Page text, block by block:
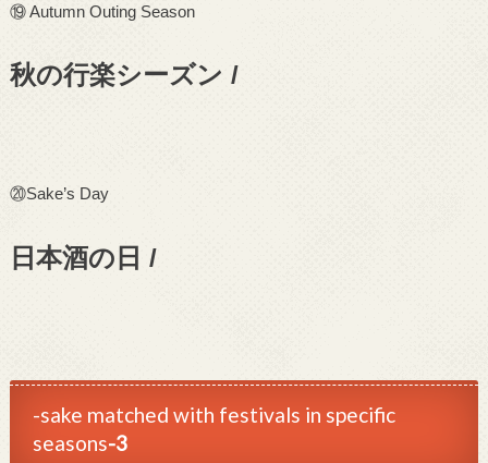
⑲Autumn Outing Season
秋の行楽シーズン /
⑳Sake’s Day
日本酒の日 /
-sake matched with festivals in specific
seasons-3